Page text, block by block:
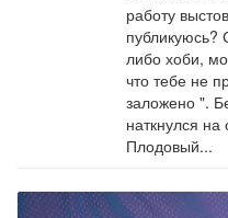
работу
публикуюсь?
либо хоби,
что тебе не
заложено ".
наткнулся на
Плодовый...